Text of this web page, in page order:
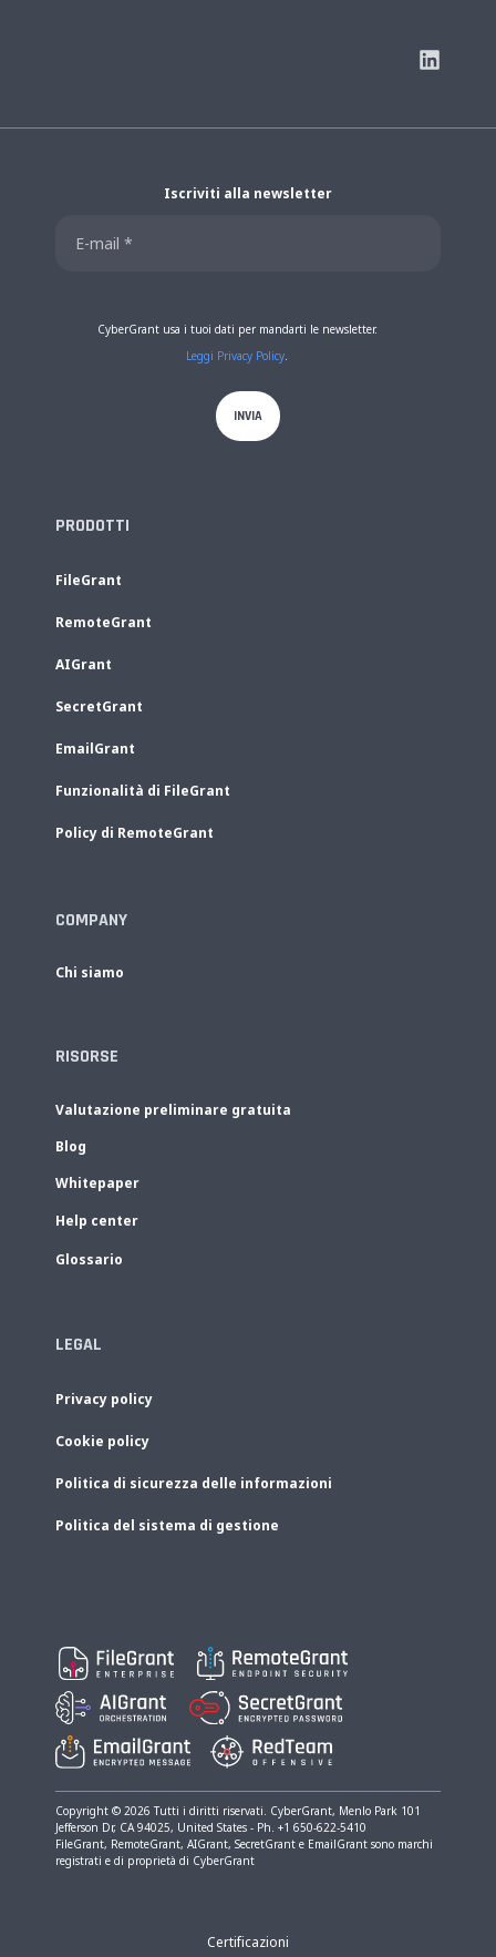
Iscriviti alla newsletter
CyberGrant usa i tuoi dati per mandarti le newsletter.
Leggi Privacy Policy.
PRODOTTI
FileGrant
RemoteGrant
AIGrant
SecretGrant
EmailGrant
Funzionalità di FileGrant
Policy di RemoteGrant
COMPANY
Chi siamo
RISORSE
Valutazione preliminare gratuita
Blog
Whitepaper
Help center
Glossario
LEGAL
Privacy policy
Cookie policy
Politica di sicurezza delle informazioni
Politica del sistema di gestione
Copyright © 2026 Tutti i diritti riservati. CyberGrant, Menlo Park​ 101
Jefferson Dr, CA 94025, United States - Ph. +1 650-622-5410
FileGrant, RemoteGrant, AIGrant, SecretGrant e EmailGrant sono marchi
registrati e di proprietà di CyberGrant
Certificazioni